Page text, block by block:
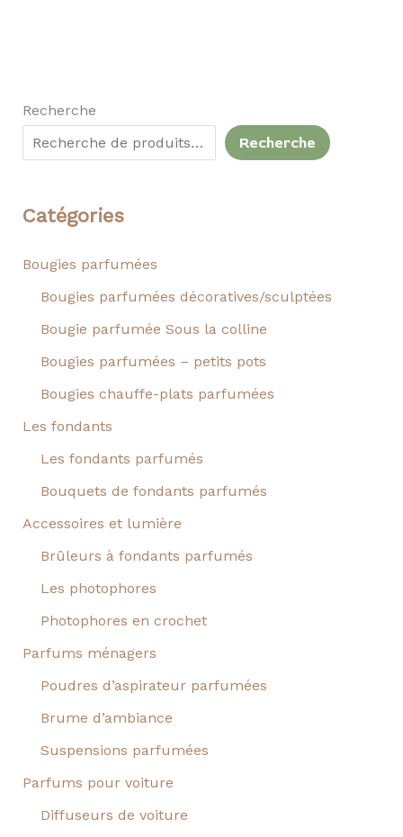
Recherche
Recherche
Catégories
Bougies parfumées
Bougies parfumées décoratives/sculptées
Bougie parfumée Sous la colline
Bougies parfumées – petits pots
Bougies chauffe-plats parfumées
Les fondants
Les fondants parfumés
Bouquets de fondants parfumés
Accessoires et lumière
Brûleurs à fondants parfumés
Les photophores
Photophores en crochet
Parfums ménagers
Poudres d’aspirateur parfumées
Brume d’ambiance
Suspensions parfumées
Parfums pour voiture
Diffuseurs de voiture